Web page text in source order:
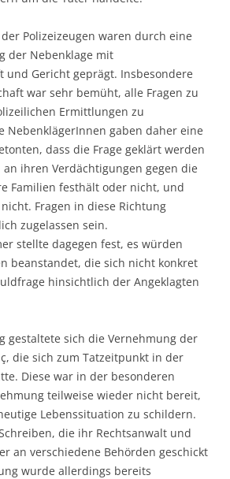
Polizeizeugen waren durch eine
der Nebenklage mit
und Gericht geprägt. Insbesondere
war sehr bemüht, alle Fragen zu
Ermittlungen zu
NebenklägerInnen gaben daher eine
dass die Frage geklärt werden
an ihren Verdächtigungen gegen die
Familien festhält oder nicht, und
Fragen in diese Richtung
zugelassen sein.
stellte dagegen fest, es würden
beanstandet, die sich nicht konkret
hinsichtlich der Angeklagten
gestaltete sich die Vernehmung der
die sich zum Tatzeitpunkt in der
Diese war in der besonderen
teilweise wieder nicht bereit,
Lebenssituation zu schildern.
die ihr Rechtsanwalt und
an verschiedene Behörden geschickt
wurde allerdings bereits